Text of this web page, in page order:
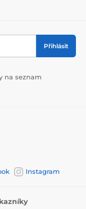
Přihlásit
na seznam
Instagram